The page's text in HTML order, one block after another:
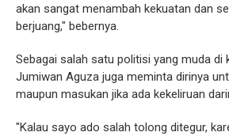
akan sangat menambah kekuatan dan
berjuang," bebernya.
Sebagai salah satu politisi yang muda di
Jumiwan Aguza juga meminta dirinya
maupun masukan jika ada kekeliruan
"Kalau sayo ado salah tolong ditegur,